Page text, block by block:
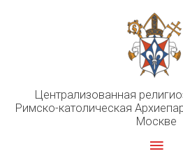
Централизованная
Римско-католическая
Москве